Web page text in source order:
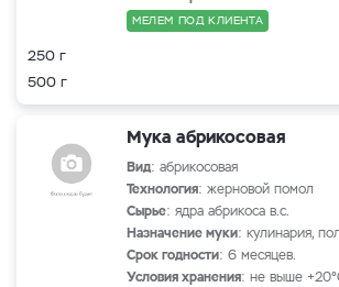
МЕЛЕМ ПОД КЛИЕНТА
250 г
500 г
Мука абрикосовая
Вид: абрикосовая
Технология: жерновой помол
Сырье: ядра абрикоса в.с.
Назначение муки: кулинария,
Срок годности: 6 месяцев.
Условия хранения: не выше